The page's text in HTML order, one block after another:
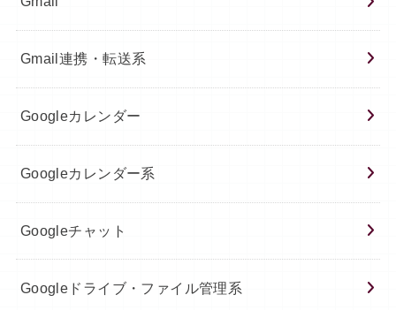
Gmail連携・転送系
Googleカレンダー
Googleカレンダー系
Googleチャット
Googleドライブ・ファイル管理系